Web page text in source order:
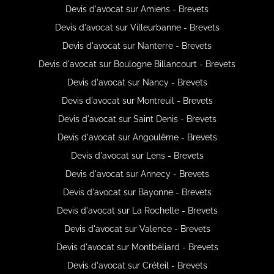
Devis d'avocat sur Amiens - Brevets
Devis d'avocat sur Villeurbanne - Brevets
Devis d'avocat sur Nanterre - Brevets
Devis d'avocat sur Boulogne Billancourt - Brevets
Devis d'avocat sur Nancy - Brevets
Devis d'avocat sur Montreuil - Brevets
Devis d'avocat sur Saint Denis - Brevets
Devis d'avocat sur Angoulême - Brevets
Devis d'avocat sur Lens - Brevets
Devis d'avocat sur Annecy - Brevets
Devis d'avocat sur Bayonne - Brevets
Devis d'avocat sur La Rochelle - Brevets
Devis d'avocat sur Valence - Brevets
Devis d'avocat sur Montbéliard - Brevets
Devis d'avocat sur Créteil - Brevets